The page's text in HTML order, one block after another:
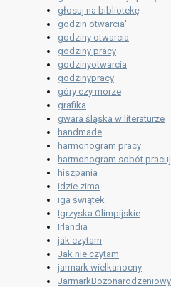
głosuj na bibliotekę
godzin otwarcia'
godziny otwarcia
godziny pracy
godzinyotwarcia
godzinypracy
góry czy morze
grafika
gwara śląska w literaturze
handmade
harmonogram pracy
harmonogram sobót
hiszpania
idzie zima
iga świątek
Igrzyska Olimpijskie
Irlandia
jak czytam
Jak nie czytam
jarmark wielkanocny
JarmarkBożonarodzeniowy